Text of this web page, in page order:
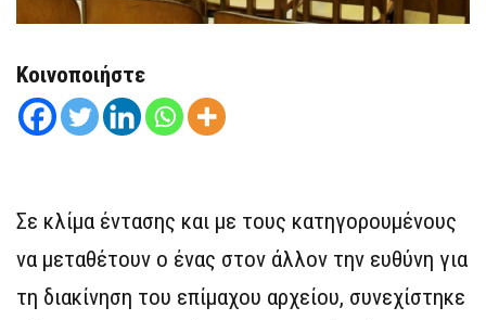
Κοινοποιήστε
Σε κλίμα έντασης και με τους κατηγορουμένους
να μεταθέτουν ο ένας στον άλλον την ευθύνη για
τη διακίνηση του επίμαχου αρχείου, συνεχίστηκε